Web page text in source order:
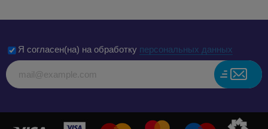
Я согласен(на) на обработку персональных данных